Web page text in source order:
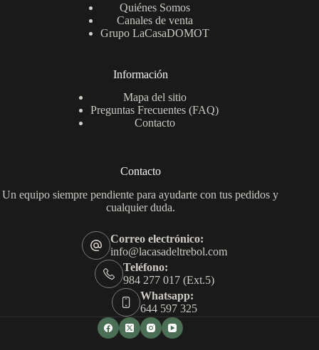
Quiénes Somos
Canales de venta
Grupo LaCasaDOMOT
Información
Mapa del sitio
Preguntas Frecuentes (FAQ)
Contacto
Contacto
Un equipo siempre pendiente para ayudarte con tus pedidos y
cualquier duda.
Correo electrónico:
info@lacasadeltrebol.com
Teléfono:
984 277 017 (Ext.5)
Whatsapp:
644 597 325